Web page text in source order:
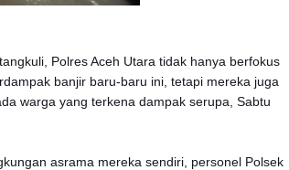
Polres Aceh Utara tidak hanya berfokus
banjir baru-baru ini, tetapi mereka juga
warga yang terkena dampak serupa, Sabtu
asrama mereka sendiri, personel Polsek